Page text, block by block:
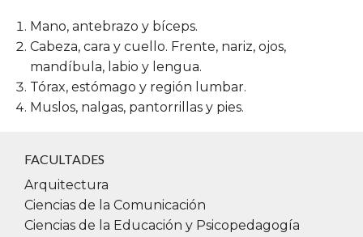
Mano, antebrazo y bíceps.
Cabeza, cara y cuello. Frente, nariz, ojos,
mandíbula, labio y lengua.
Tórax, estómago y región lumbar.
Muslos, nalgas, pantorrillas y pies.
FACULTADES
Arquitectura
Ciencias de la Comunicación
Ciencias de la Educación y Psicopedagogía